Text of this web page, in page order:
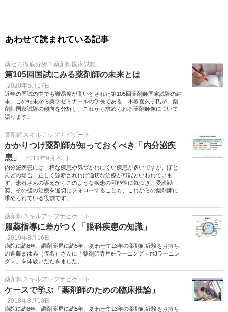
あわせて読まれている記事
薬ゼミ徹底分析！薬剤師国家試験
第105回国試にみる薬剤師の未来とは
2020年5月17日
近年の国試の中でも難易度が高いとされた第105回薬剤師国家試験の結
果。この結果から薬学ゼミナールの学長である 木暮喜久子氏が、薬
剤師国家試験の傾向を分析し、これから求められる薬剤師像について
語ります。
薬剤師スキルアップナビゲート
かかりつけ薬剤師が知っておくべき「内分泌疾
患」
2019年9月20日
内分泌疾患には、稀な疾患や気づかれにくい疾患が多いですが、ほと
んどの場合、正しく診断されれば適切な治療が可能といわれていま
す。患者さんの訴えからこのような疾患の可能性に気づき、受診勧
奨、その後の治療を適切にフォローすることも、これからの薬剤師に
求められている役割です。
薬剤師スキルアップナビゲート
服薬指導に差がつく「眼科疾患の知識」
2019年8月16日
病院に約8年、調剤薬局に約5年、あわせて13年の薬剤師経験をお持ち
の進藤まゆみ（仮名）さんに「薬剤師専用e-ラーニング＜m3ラーニン
グ＞」を体験いただきました。
薬剤師スキルアップナビゲート
ケースで学ぶ「薬剤師のための臨床推論」
2018年8月10日
病院に約8年、調剤薬局に約5年、あわせて13年の薬剤師経験をお持ち